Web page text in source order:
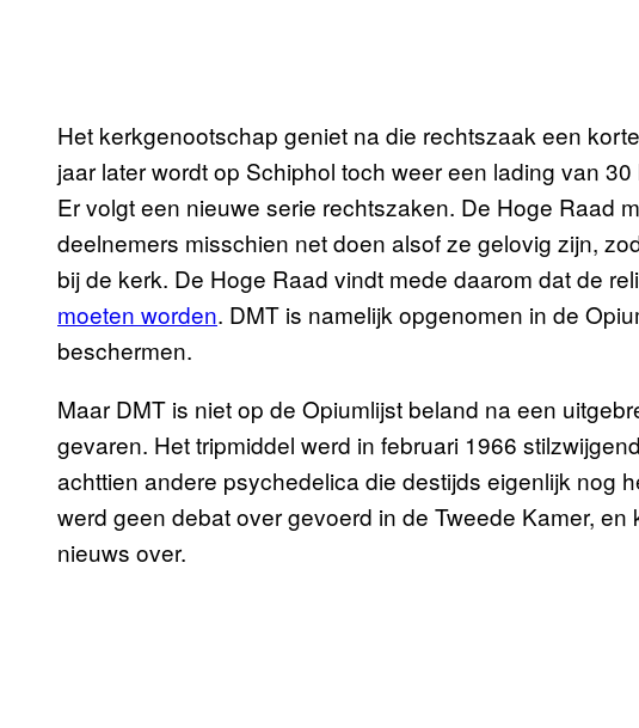
Het kerkgenootschap geniet na die rechtszaak een
jaar later wordt op Schiphol toch weer een lading van
Er volgt een nieuwe serie rechtszaken. De Hoge Raad
deelnemers misschien net doen alsof ze gelovig zijn,
bij de kerk. De Hoge Raad vindt mede daarom dat de
moeten worden. DMT is namelijk opgenomen in de
beschermen.
Maar DMT is niet op de Opiumlijst beland na een
gevaren. Het tripmiddel werd in februari 1966
achttien andere psychedelica die destijds eigenlijk nog
werd geen debat over gevoerd in de Tweede Kamer,
nieuws over.